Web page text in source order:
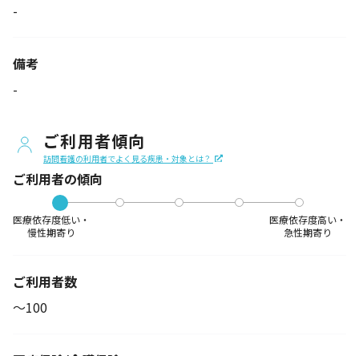
-
備考
-
ご利用者傾向
訪問看護の利用者でよく見る疾患・対象とは？
ご利用者の傾向
医療依存度低い・
慢性期寄り
医療依存度高い・
急性期寄り
ご利用者数
〜100